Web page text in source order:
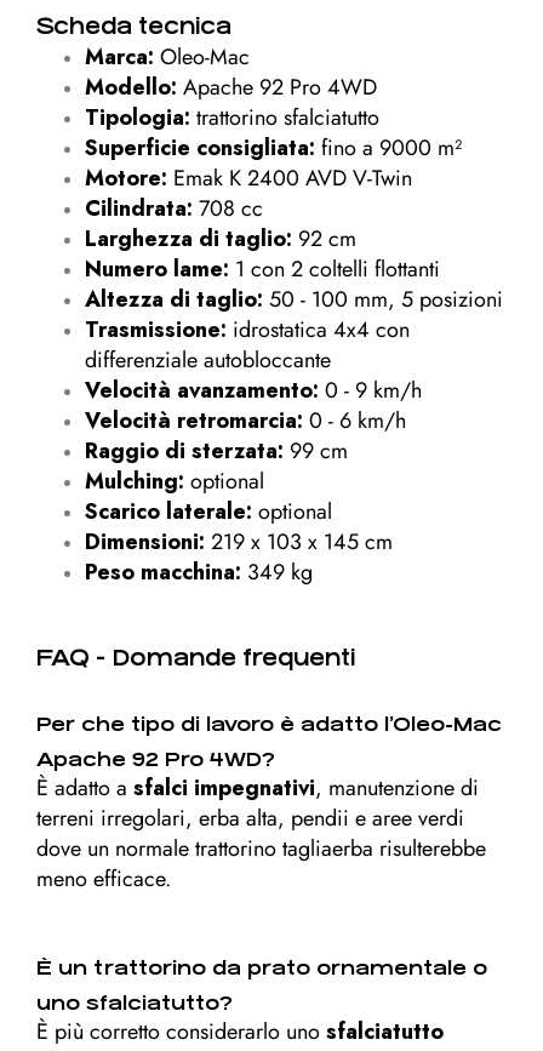
Scheda tecnica
Marca: Oleo-Mac
Modello: Apache 92 Pro 4WD
Tipologia: trattorino sfalciatutto
Superficie consigliata: fino a 9000 m²
Motore: Emak K 2400 AVD V-Twin
Cilindrata: 708 cc
Larghezza di taglio: 92 cm
Numero lame: 1 con 2 coltelli flottanti
Altezza di taglio: 50 - 100 mm, 5 posizioni
Trasmissione: idrostatica 4x4 con
differenziale autobloccante
Velocità avanzamento: 0 - 9 km/h
Velocità retromarcia: 0 - 6 km/h
Raggio di sterzata: 99 cm
Mulching: optional
Scarico laterale: optional
Dimensioni: 219 x 103 x 145 cm
Peso macchina: 349 kg
FAQ - Domande frequenti
Per che tipo di lavoro è adatto l’Oleo-Mac
Apache 92 Pro 4WD?
È adatto a sfalci impegnativi, manutenzione di
terreni irregolari, erba alta, pendii e aree verdi
dove un normale trattorino tagliaerba risulterebbe
meno efficace.
È un trattorino da prato ornamentale o
uno sfalciatutto?
È più corretto considerarlo unosfalciatutto